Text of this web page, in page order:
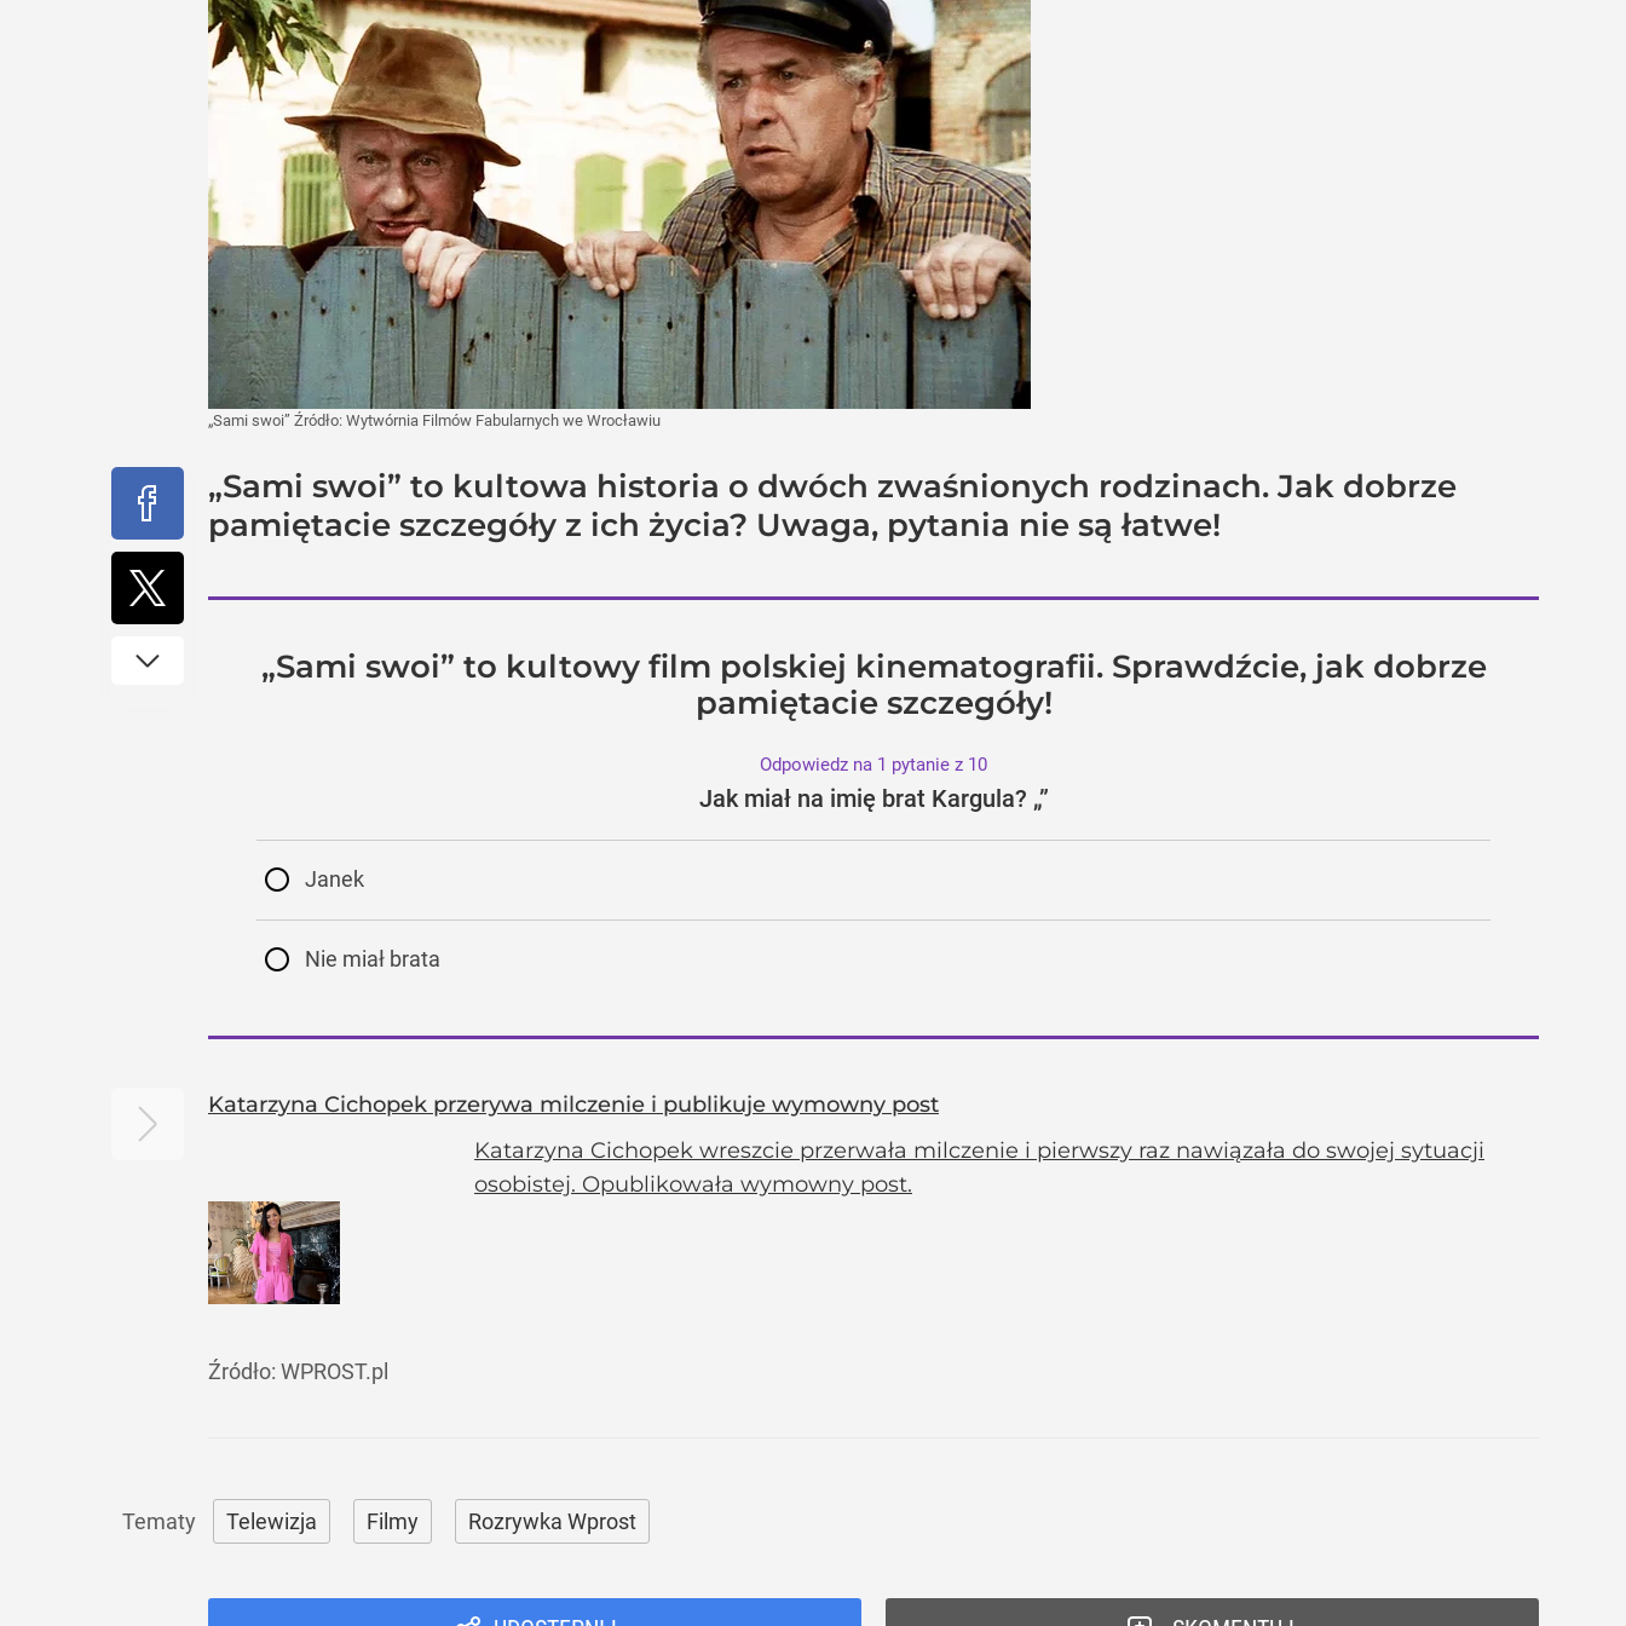
„Sami swoi” Źródło: Wytwórnia Filmów Fabularnych we Wrocławiu
„Sami swoi” to kultowa historia o dwóch zwaśnionych rodzinach. Jak dobrze
pamiętacie szczegóły z ich życia? Uwaga, pytania nie są łatwe!
„Sami swoi” to kultowy film polskiej kinematografii. Sprawdźcie, jak dobrze
pamiętacie szczegóły!
Odpowiedz na 1 pytanie z 10
Jak miał na imię brat Kargula? „”
Janek
Nie miał brata
Katarzyna Cichopek przerywa milczenie i publikuje wymowny post
Katarzyna Cichopek wreszcie przerwała milczenie i pierwszy raz nawiązała do swojej sytuacji
osobistej. Opublikowała wymowny post.
Źródło: WPROST.pl
Telewizja Filmy Rozrywka Wprost